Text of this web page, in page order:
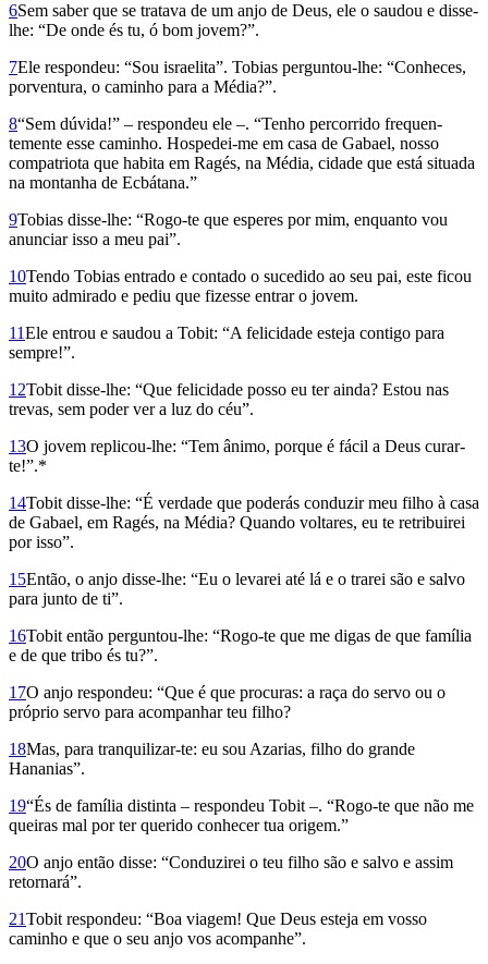
6Sem saber que se tratava de um anjo de Deus, ele o saudou e disse-
lhe: “De onde és tu, ó bom jovem?”.
7Ele respondeu: “Sou israelita”. Tobias perguntou-lhe: “Conheces,
porventura, o caminho para a Média?”.
8“Sem dúvida!” – respondeu ele –. “Tenho percorrido fre­quen­
temente esse caminho. Hospedei-me em casa de Gabael, nosso
compatriota que habita em Ragés, na Média, cidade que está situada
na montanha de Ecbátana.”
9Tobias disse-lhe: “Rogo-te que esperes por mim, enquanto vou
anunciar isso a meu pai”.
10Tendo Tobias entrado e contado o sucedido ao seu pai, este ficou
muito admirado e pediu que fizesse entrar o jovem.
11Ele entrou e saudou a Tobit: “A felicidade esteja contigo para
sempre!”.
12Tobit disse-lhe: “Que felicidade posso eu ter ainda? Estou nas
trevas, sem poder ver a luz do céu”.
13O jovem replicou-lhe: “Tem ânimo, porque é fácil a Deus curar-
te!”.*
14Tobit disse-lhe: “É verdade que poderás conduzir meu filho à casa
de Gabael, em Ragés, na Média? Quando voltares, eu te retribuirei
por isso”.
15Então, o anjo disse-lhe: “Eu o levarei até lá e o trarei são e salvo
para junto de ti”.
16Tobit então perguntou-lhe: “Rogo-te que me digas de que família
e de que tribo és tu?”.
17O anjo respondeu: “Que é que procuras: a raça do servo ou o
próprio servo para acompanhar teu filho?
18Mas, para tranquilizar-te: eu sou Azarias, filho do grande
Hananias”.
19“És de família distinta – respondeu Tobit –. “Rogo-te que não me
queiras mal por ter querido conhecer tua origem.”
20O anjo então disse: “Conduzirei o teu filho são e salvo e assim
retornará”.
21Tobit respondeu: “Boa viagem! Que Deus esteja em vosso
caminho e que o seu anjo vos acompanhe”.